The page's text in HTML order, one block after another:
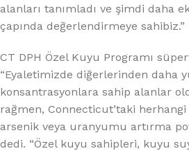
alanları tanımladı ve şimdi daha
çapında değerlendirmeye sahibiz.”
CT DPH Özel Kuyu Programı
“Eyaletimizde diğerlerinden daha
konsantrasyonlara sahip alanlar
rağmen, Connecticut’taki
arsenik veya uranyumu artırma
dedi. “Özel kuyu sahipleri, kuyu